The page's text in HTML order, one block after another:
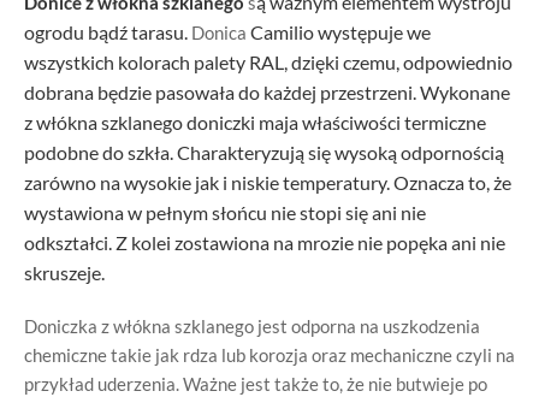
ogrodu bądź tarasu. Donica Camilio występuje we
wszystkich kolorach palety RAL, dzięki czemu, odpowiednio
dobrana będzie pasowała do każdej przestrzeni. Wykonane
z włókna szklanego doniczki maja właściwości termiczne
podobne do szkła. Charakteryzują się wysoką odpornością
zarówno na wysokie jak i niskie temperatury. Oznacza to, że
wystawiona w pełnym słońcu nie stopi się ani nie
odkształci. Z kolei zostawiona na mrozie nie popęka ani nie
skruszeje.
Doniczka z włókna szklanego jest odporna na uszkodzenia
chemiczne takie jak rdza lub korozja oraz mechaniczne czyli na
przykład uderzenia. Ważne jest także to, że nie butwieje po